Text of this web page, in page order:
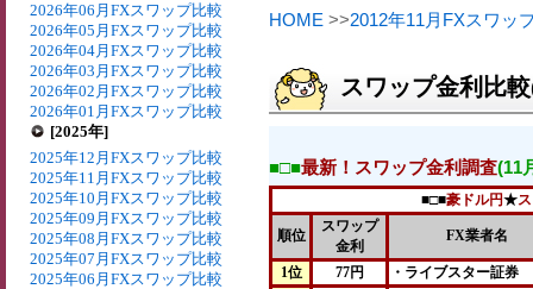
2026年06月FXスワップ比較
2026年05月FXスワップ比較
2026年04月FXスワップ比較
2026年03月FXスワップ比較
2026年02月FXスワップ比較
2026年01月FXスワップ比較
[2025年]
2025年12月FXスワップ比較
2025年11月FXスワップ比較
2025年10月FXスワップ比較
2025年09月FXスワップ比較
2025年08月FXスワップ比較
2025年07月FXスワップ比較
2025年06月FXスワップ比較
HOME >>2012年11月FXスワッ
スワップ金利比
■□■最新！スワップ金利調査(11
■□■豪ドル円★
順位
スワップ
金利
FX業者名
1位 77円
・ライブスター証券